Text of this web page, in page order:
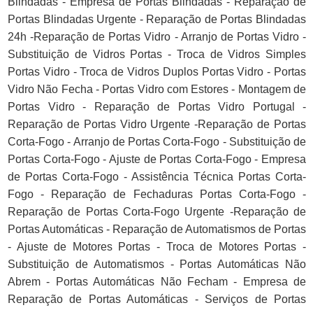
Portas Blindadas Urgente - Reparação de Portas Blindadas
24h -Reparação de Portas Vidro - Arranjo de Portas Vidro -
Substituição de Vidros Portas - Troca de Vidros Simples
Portas Vidro - Troca de Vidros Duplos Portas Vidro - Portas
Vidro Não Fecha - Portas Vidro com Estores - Montagem de
Portas Vidro - Reparação de Portas Vidro Portugal -
Reparação de Portas Vidro Urgente -Reparação de Portas
Corta-Fogo - Arranjo de Portas Corta-Fogo - Substituição de
Portas Corta-Fogo - Ajuste de Portas Corta-Fogo - Empresa
de Portas Corta-Fogo - Assistência Técnica Portas Corta-
Fogo - Reparação de Fechaduras Portas Corta-Fogo -
Reparação de Portas Corta-Fogo Urgente -Reparação de
Portas Automáticas - Reparação de Automatismos de Portas
- Ajuste de Motores Portas - Troca de Motores Portas -
Substituição de Automatismos - Portas Automáticas Não
Abrem - Portas Automáticas Não Fecham - Empresa de
Reparação de Portas Automáticas - Serviços de Portas